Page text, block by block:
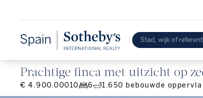
Prachtige finca met uitzicht op
€ 4.900.00010 6 1.650 bebouwde